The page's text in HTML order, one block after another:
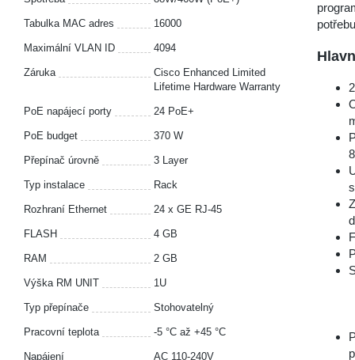
Tabulka MAC adres 16000
Maximální VLAN ID 4094
Záruka
Cisco Enhanced Limited
Lifetime Hardware Warranty
PoE napájecí porty 24 PoE+
PoE budget 370 W
Přepínač úrovně 3 Layer
Typ instalace Rack
Rozhraní Ethernet 24 x GE RJ-45
FLASH 4 GB
RAM 2 GB
Výška RM UNIT 1U
Typ přepínače Stohovatelný
Pracovní teplota -5 °С až +45 °С
Napájení AC 110-240V